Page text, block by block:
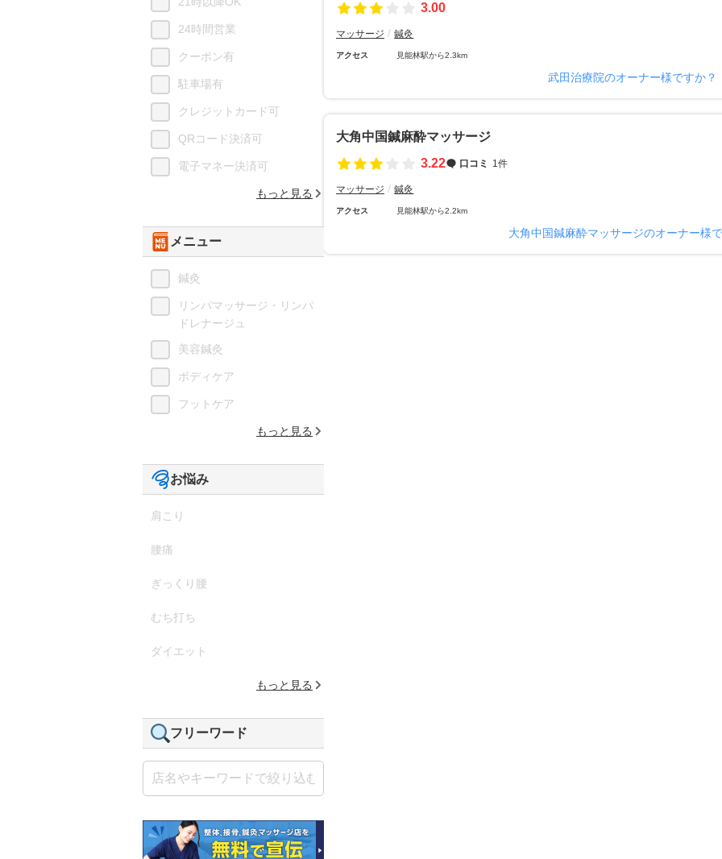
3.00
マッサージ 鍼灸
アクセス 見能林駅から2.3km
武田治療院のオーナー様ですか？
大角中国鍼麻酔マッサージ
3.22
口コミ 1件
マッサージ 鍼灸
アクセス 見能林駅から2.2km
大角中国鍼麻酔マッサージのオーナー様
24時間営業
クーポン有
駐車場有
クレジットカード可
QRコード決済可
電子マネー決済可
もっと見る
メニュー
鍼灸
リンパマッサージ・リンパ
ドレナージュ
美容鍼灸
ボディケア
フットケア
もっと見る
お悩み
肩こり
腰痛
ぎっくり腰
むち打ち
ダイエット
もっと見る
フリーワード